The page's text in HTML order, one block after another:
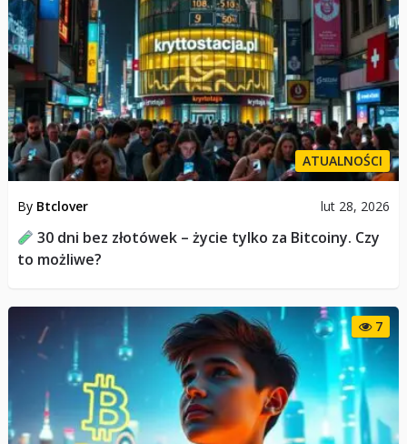
ATUALNOŚCI
By Btclover lut 28, 2026
30 dni bez złotówek – życie tylko za Bitcoiny. Czy
to możliwe?
7